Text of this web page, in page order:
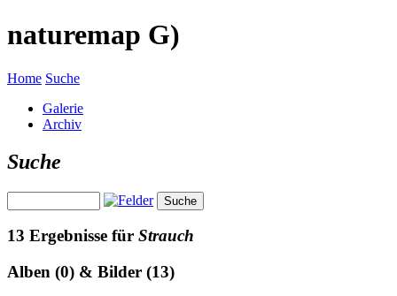
naturemap G)
Home Suche
Galerie
Archiv
Suche
13 Ergebnisse für Strauch
Alben (0) & Bilder (13)